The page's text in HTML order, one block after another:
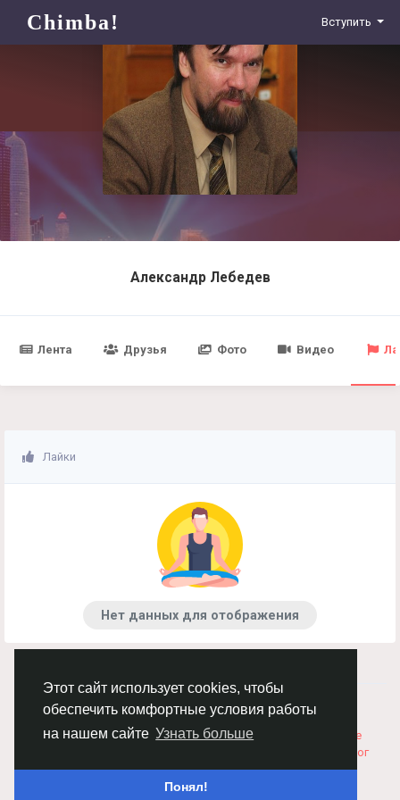
Этот сайт использует cookies, чтобы
обеспечить комфортные условия работы
на нашем сайте Узнать больше
Понял!
Chimba! Вступить
Александр Лебедев
Лента Друзья Фото Видео
Лайки
Нет данных для отображения
© 2026 Chimba!
Русский
Правила размещения и покупки товаров
Как добавить
вакансию
Правила размещения статей
Соглашение
Каталог